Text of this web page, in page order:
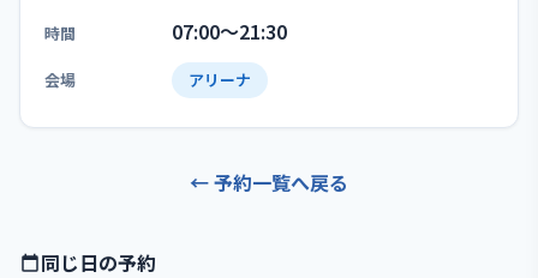
時間 07:00〜21:30
会場 アリーナ
← 予約一覧へ戻る
同じ日の予約